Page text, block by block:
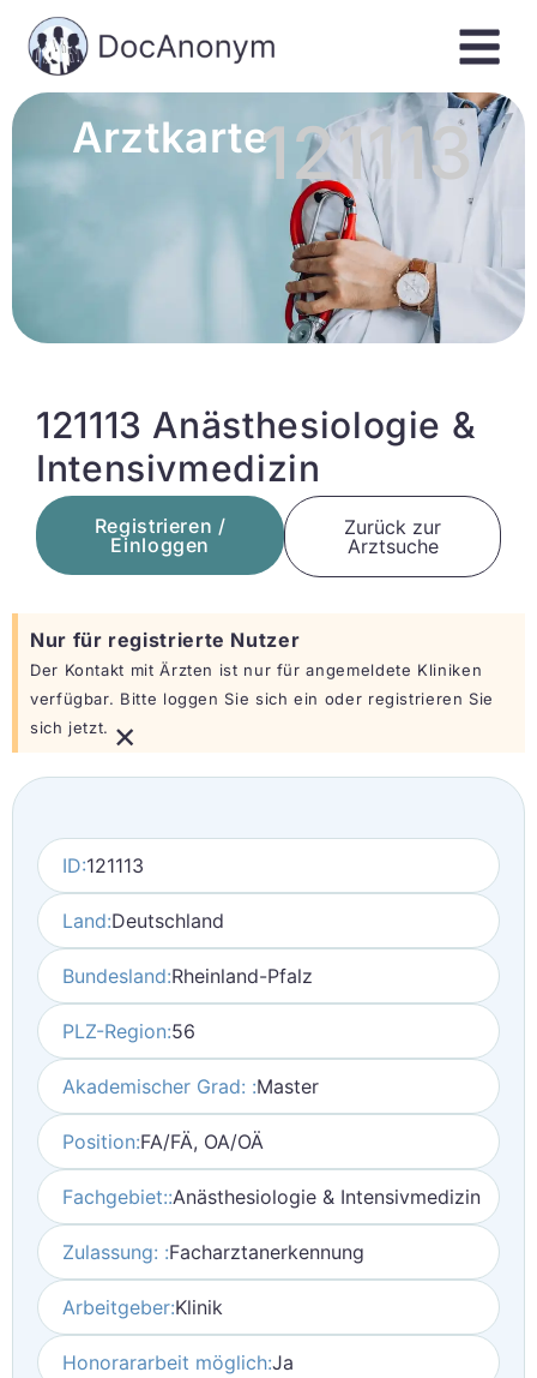
Arztkarte121113
121113 Anästhesiologie &
Intensivmedizin
Registrieren /
Einloggen
Zurück zur
Arztsuche
Nur für registrierte Nutzer
Der Kontakt mit Ärzten ist nur für angemeldete Kliniken
verfügbar. Bitte loggen Sie sich ein oder registrieren Sie
sich jetzt. ×
ID:121113
Land:Deutschland
Bundesland:Rheinland-Pfalz
PLZ-Region:56
Akademischer Grad: :Master
Position:FA/FÄ, OA/OÄ
Fachgebiet::Anästhesiologie & Intensivmedizin
Zulassung: :Facharztanerkennung
Arbeitgeber:Klinik
Honorararbeit möglich:Ja